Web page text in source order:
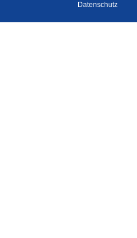
Datenschutz